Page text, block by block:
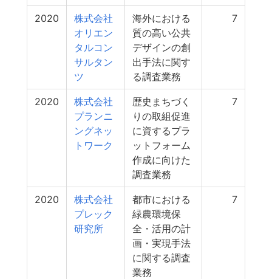
2020
株式会社
オリエン
タルコン
サルタン
ツ
海外における
質の高い公共
デザインの創
出手法に関す
る調査業務
7
2020
株式会社
プランニ
ングネッ
トワーク
歴史まちづく
りの取組促進
に資するプラ
ットフォーム
作成に向けた
調査業務
7
2020
株式会社
プレック
研究所
都市における
緑農環境保
全・活用の計
画・実現手法
に関する調査
業務
7